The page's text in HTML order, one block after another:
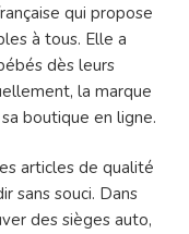
qui propose
à tous. Elle a
dès leurs
la marque
boutique en ligne.
articles de qualité
sans souci. Dans
des sièges auto,